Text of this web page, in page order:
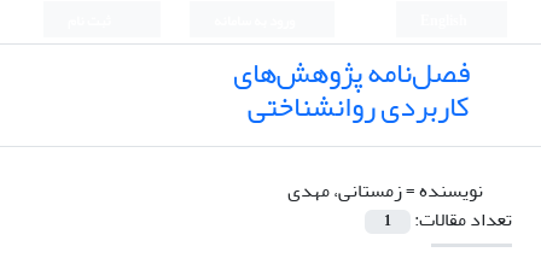
فصل‌نامه پژوهش‌های
کاربردی روانشناختی
نویسنده =زمستانی، مهدی
تعداد مقالات:
1